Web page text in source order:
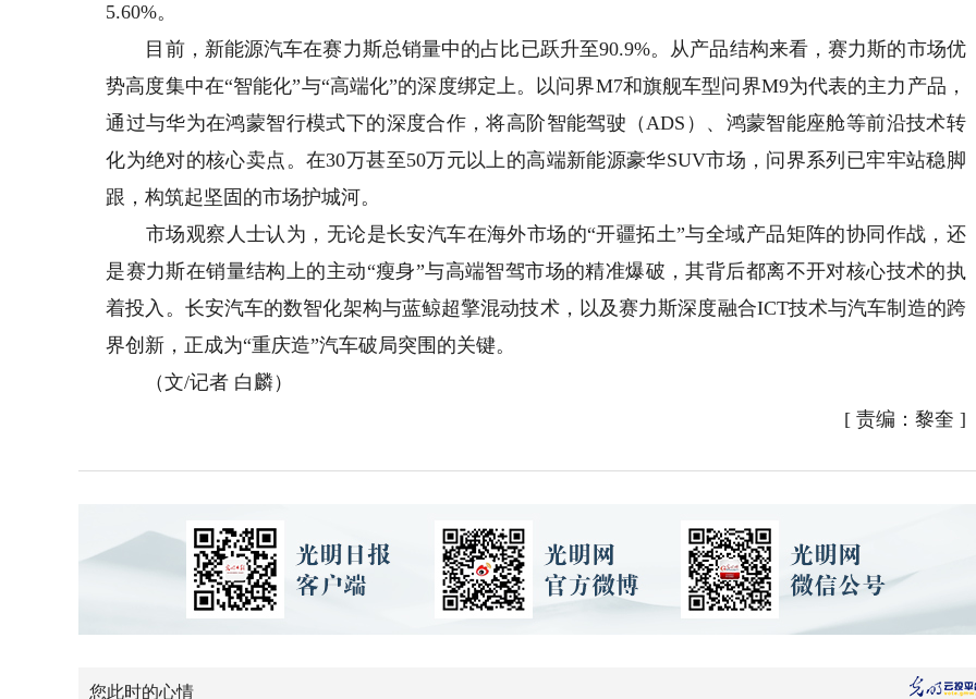
5.60%。
目前，新能源汽车在赛力斯总销量中的占比已跃升至90.9%。从产品结构来看，赛力斯的市场优
势高度集中在“智能化”与“高端化”的深度绑定上。以问界M7和旗舰车型问界M9为代表的主力产品，
通过与华为在鸿蒙智行模式下的深度合作，将高阶智能驾驶（ADS）、鸿蒙智能座舱等前沿技术转
化为绝对的核心卖点。在30万甚至50万元以上的高端新能源豪华SUV市场，问界系列已牢牢站稳脚
跟，构筑起坚固的市场护城河。
市场观察人士认为，无论是长安汽车在海外市场的“开疆拓土”与全域产品矩阵的协同作战，还
是赛力斯在销量结构上的主动“瘦身”与高端智驾市场的精准爆破，其背后都离不开对核心技术的执
着投入。长安汽车的数智化架构与蓝鲸超擎混动技术，以及赛力斯深度融合ICT技术与汽车制造的跨
界创新，正成为“重庆造”汽车破局突围的关键。
（文/记者 白麟）
[ 责编：黎奎 ]
您此时的心情